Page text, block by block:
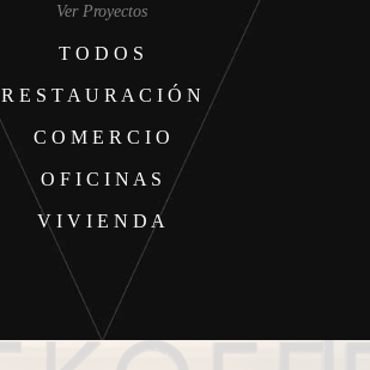
Ver Proyectos
T O D O S
R E S T A U R A C I Ó N
C O M E R C I O
O F I C I N A S
V I V I E N D A